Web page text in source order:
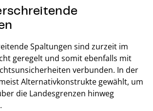
Spaltungen sind zurzeit im
geregelt und somit ebenfalls mit
verbunden. In der
Alternativkonstrukte gewählt, um
die Landesgrenzen hinweg